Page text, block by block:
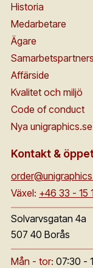
Historia
Medarbetare
Ägare
Samarbetspartners
Affärside
Kvalitet och miljö
Code of conduct
Nya unigraphics.se
Kontakt &
Växel: +46 33 - 15
Solvarvsgatan 4a
507 40 Borås
Mån - tor: 07:30 -